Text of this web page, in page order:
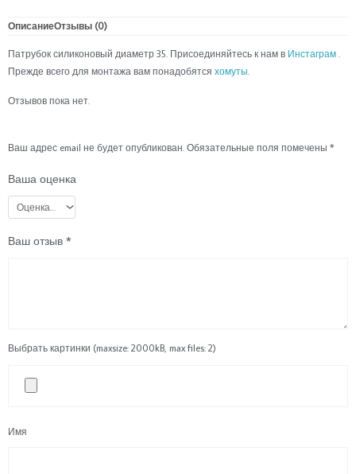
д
ОписаниеОтзывы (0)
Патрубок силиконовый диаметр 35. Присоединяйтесь к нам в Инстаграм .
Прежде всего для монтажа вам понадобятся хомуты.
Отзывов пока нет.
Ваш адрес email не будет опубликован. Обязательные поля помечены *
Ваша оценка
Ваш отзыв *
Выбрать картинки (maxsize: 2000kB, max files: 2)
Имя